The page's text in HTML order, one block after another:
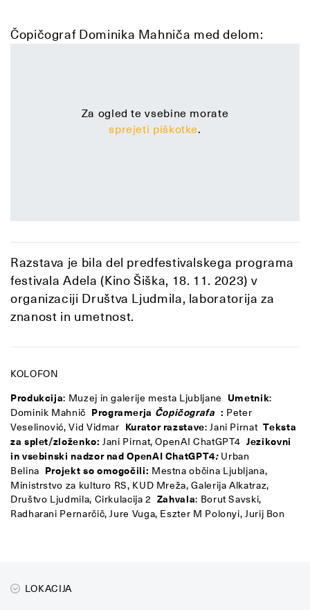
Čopičograf Dominika Mahniča med delom:
Za ogled te vsebine morate
sprejeti piškotke.
Razstava je bila del predfestivalskega programa
festivala Adela (Kino Šiška, 18. 11. 2023) v
organizaciji Društva Ljudmila, laboratorija za
znanost in umetnost.
KOLOFON
Produkcija: Muzej in galerije mesta Ljubljane Umetnik:
Dominik Mahnič Programerja Čopičografa : Peter
Veselinović, Vid Vidmar Kurator razstave: Jani Pirnat Teksta
za splet/zloženko: Jani Pirnat, OpenAI ChatGPT4 Jezikovni
in vsebinski nadzor nad OpenAI ChatGPT4: Urban
Belina Projekt so omogočili: Mestna občina Ljubljana,
Ministrstvo za kulturo RS, KUD Mreža, Galerija Alkatraz,
Društvo Ljudmila, Cirkulacija 2 Zahvala: Borut Savski,
Radharani Pernarčič, Jure Vuga, Eszter M Polonyi, Jurij Bon
LOKACIJA